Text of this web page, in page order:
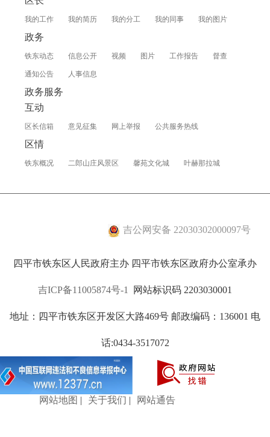
我的工作 我的简历 我的分工 我的同事 我的图片
政务
铁东动态 信息公开 视频 图片 工作报告 督查
通知公告 人事信息
政务服务
互动
区长信箱 意见征集 网上举报 公共服务热线
区情
铁东概况 二郎山庄风景区 馨苑文化城 叶赫那拉城
吉公网安备 22030302000097号
四平市铁东区人民政府主办 四平市铁东区政府办公室承办
吉ICP备11005874号-1 网站标识码 2203030001
地址：四平市铁东区开发区大路469号 邮政编码：136001 电
话:0434-3517072
网站地图 | 关于我们 | 网站通告